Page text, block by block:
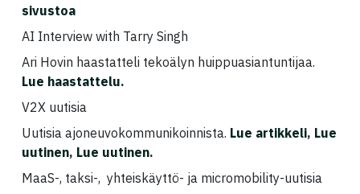
sivustoa
AI Interview with Tarry Singh
Ari Hovin haastatteli tekoälyn huippuasiantuntijaa.
Lue haastattelu.
V2X uutisia
Uutisia ajoneuvokommunikoinnista. Lue artikkeli, Lue
uutinen, Lue uutinen.
MaaS-, taksi-, yhteiskäyttö- ja micromobility-uutisia